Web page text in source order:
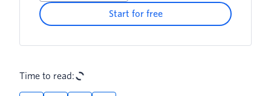
Start for free
Time to read: